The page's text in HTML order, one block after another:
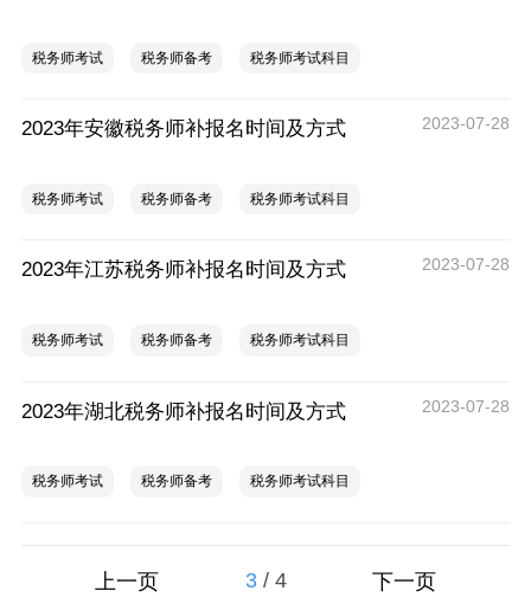
税务师考试 税务师备考 税务师考试科目
2023年安徽税务师补报名时间及方式 2023-07-28
税务师考试 税务师备考 税务师考试科目
2023年江苏税务师补报名时间及方式 2023-07-28
税务师考试 税务师备考 税务师考试科目
2023年湖北税务师补报名时间及方式 2023-07-28
税务师考试 税务师备考 税务师考试科目
上一页 3 / 4 下一页